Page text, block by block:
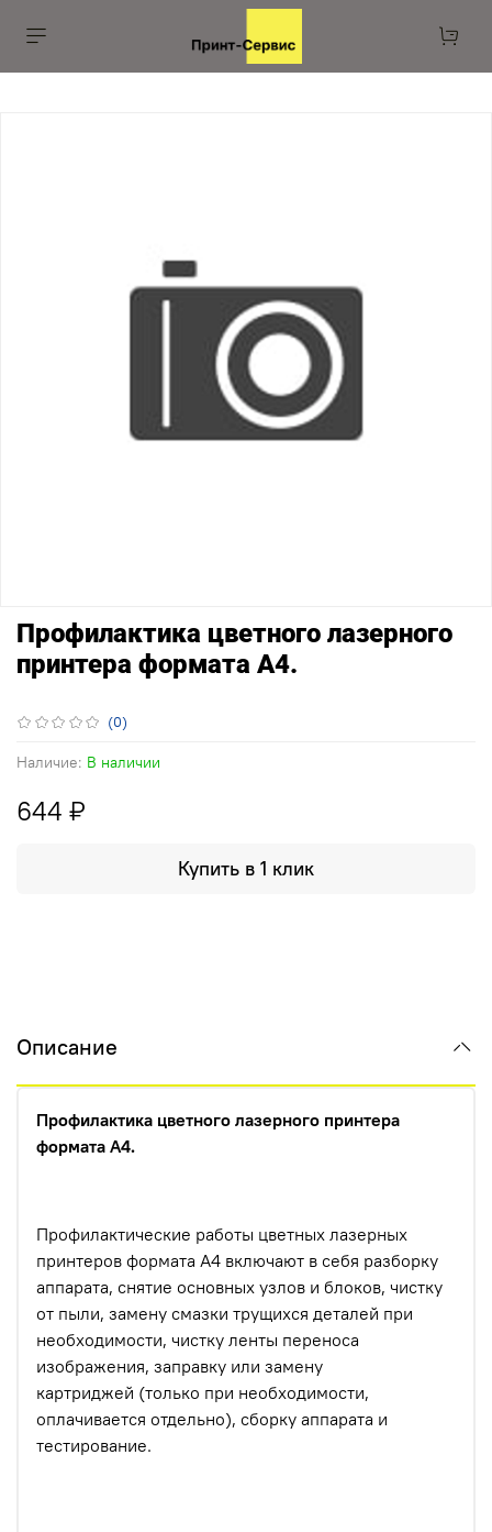
(0)
Наличие: В наличии
Профилактика цветного лазерного
принтера формата А4.
644 ₽
Купить в 1 клик
Описание
Профилактика цветного лазерного принтера
формата А4.
Профилактические работы цветных лазерных
принтеров формата А4 включают в себя разборку
аппарата, снятие основных узлов и блоков, чистку
от пыли, замену смазки трущихся деталей при
необходимости, чистку ленты переноса
изображения, заправку или замену
картриджей (только при необходимости,
оплачивается отдельно), сборку аппарата и
тестирование.